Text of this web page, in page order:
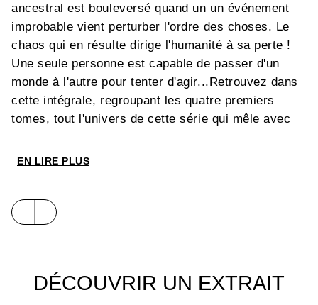
ancestral est bouleversé quand un un événement
improbable vient perturber l'ordre des choses. Le
chaos qui en résulte dirige l'humanité à sa perte !
Une seule personne est capable de passer d'un
monde à l'autre pour tenter d'agir...Retrouvez dans
cette intégrale, regroupant les quatre premiers
tomes, tout l'univers de cette série qui mêle avec
apocalyptique. Ce magnifique ouvrage, augmenté
redécouvrir cette ambitieuse fable écologique
imaginée par Loisel et Djian, et mise en image par
EN LIRE PLUS
DÉCOUVRIR UN EXTRAIT